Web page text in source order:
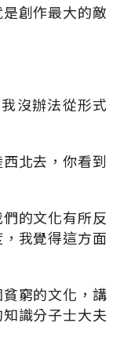
創作最大的敵
沒辦法從形式
北去，你看到
的文化有所反
我覺得這方面
窮的文化，講
識分子士大夫